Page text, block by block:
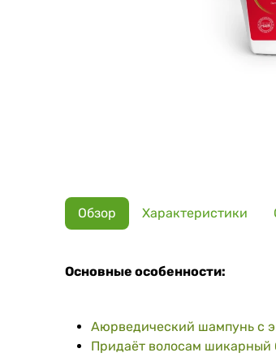
Обзор Характеристики
Основные особенности:
Аюрведический шампунь с
Придаёт волосам шикарный